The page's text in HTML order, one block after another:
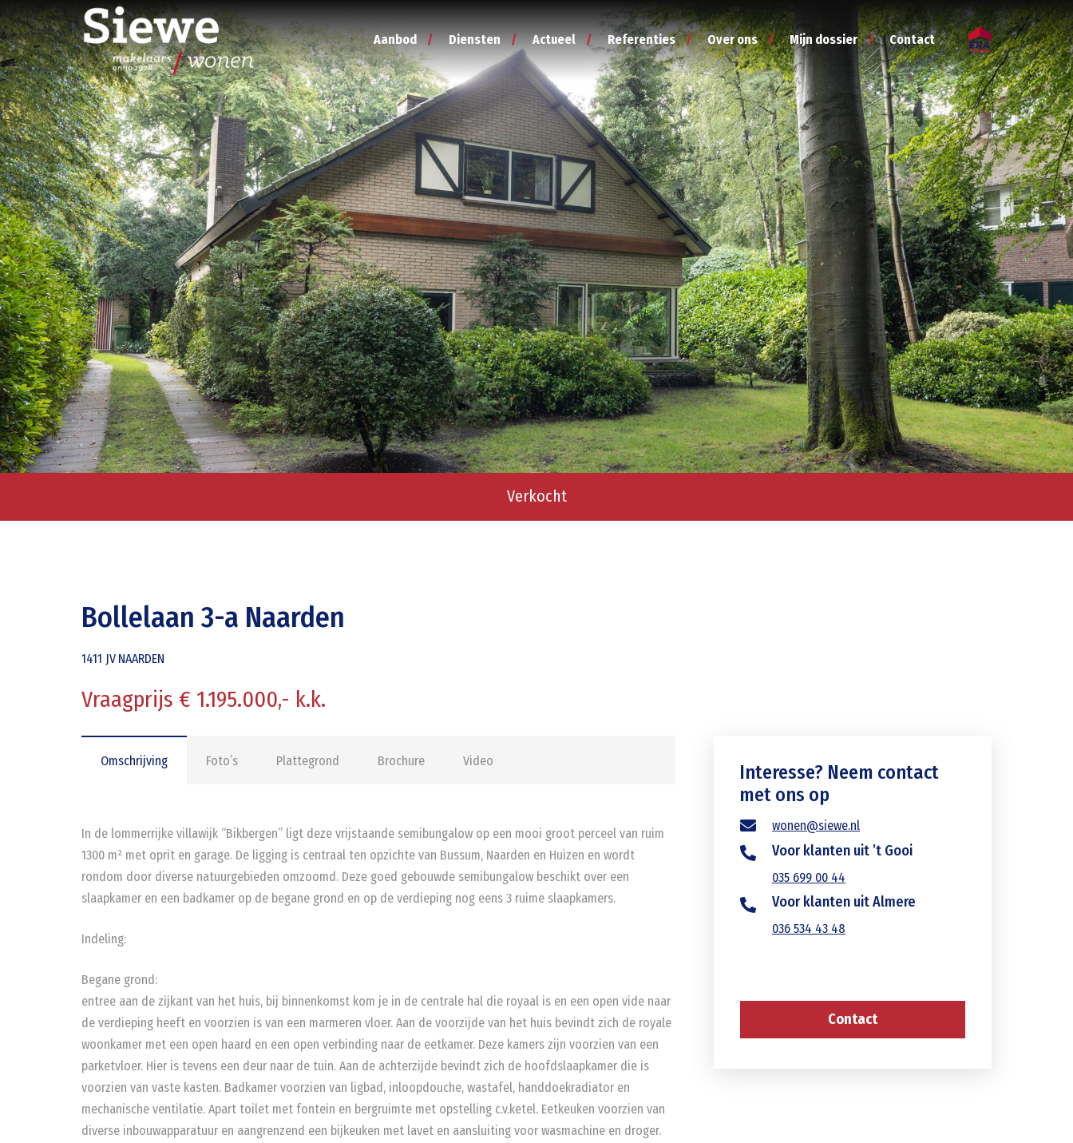
Aanbod Diensten Actueel Referenties Over ons Mijn dossier Contact
Verkocht
Bollelaan 3-a Naarden
1411 JV NAARDEN
Vraagprijs € 1.195.000,- k.k.
Omschrijving Foto’s Plattegrond Brochure Video
In de lommerrijke villawijk “Bikbergen” ligt deze vrijstaande semibungalow op een mooi groot perceel van ruim
1300 m² met oprit en garage. De ligging is centraal ten opzichte van Bussum, Naarden en Huizen en wordt
rondom door diverse natuurgebieden omzoomd. Deze goed gebouwde semibungalow beschikt over een
slaapkamer en een badkamer op de begane grond en op de verdieping nog eens 3 ruime slaapkamers.
Indeling:
Begane grond:
entree aan de zijkant van het huis, bij binnenkomst kom je in de centrale hal die royaal is en een open vide naar
de verdieping heeft en voorzien is van een marmeren vloer. Aan de voorzijde van het huis bevindt zich de royale
woonkamer met een open haard en een open verbinding naar de eetkamer. Deze kamers zijn voorzien van een
parketvloer. Hier is tevens een deur naar de tuin. Aan de achterzijde bevindt zich de hoofdslaapkamer die is
voorzien van vaste kasten. Badkamer voorzien van ligbad, inloopdouche, wastafel, handdoekradiator en
mechanische ventilatie. Apart toilet met fontein en bergruimte met opstelling c.v.ketel. Eetkeuken voorzien van
diverse inbouwapparatuur en aangrenzend een bijkeuken met lavet en aansluiting voor wasmachine en droger.
Interesse? Neem contact
met ons op
wonen@siewe.nl
Voor klanten uit ’t Gooi
035 699 00 44
Voor klanten uit Almere
036 534 43 48
Contact